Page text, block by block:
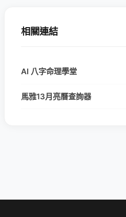
相關連結
AI 八字命理學堂
馬雅13月亮曆查詢器